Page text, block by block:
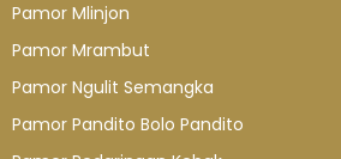
Pamor Mlinjon
Pamor Mrambut
Pamor Ngulit Semangka
Pamor Pandito Bolo Pandito